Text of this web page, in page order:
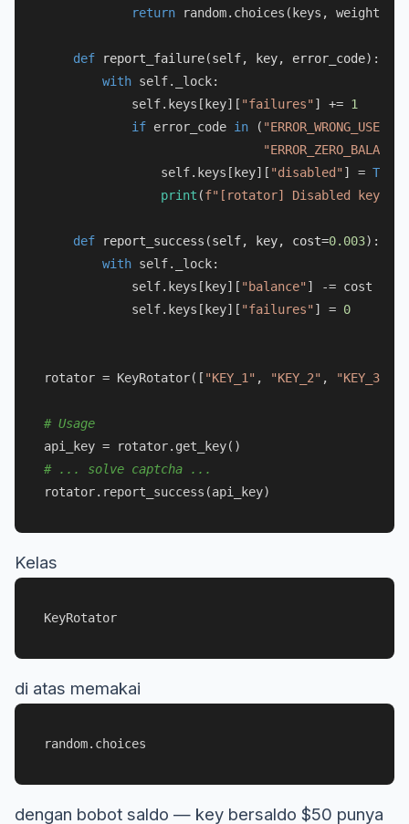
return random.choices(keys,
def report_failure(self, key, error_code):
with self._lock:
            self.keys[key][
"failures" ] += 1
if error_code in (
"ERROR_ZERO_BALANCE"
                self.keys[key][
"disabled" ] = True
print (f"[rotator] Disabled key
def report_success (self, key, cost=0.003):
with self._lock:
            self.keys[key][
"balance" ] -= cost
            self.keys[key][
"failures" ] = 0
rotator = KeyRotator([ "KEY_1" , "KEY_2" , "KEY_3"
# Usage
# ... solve captcha ...
Kelas
KeyRotator
di atas memakai
random.choices
dengan bobot saldo — key bersaldo $50 punya